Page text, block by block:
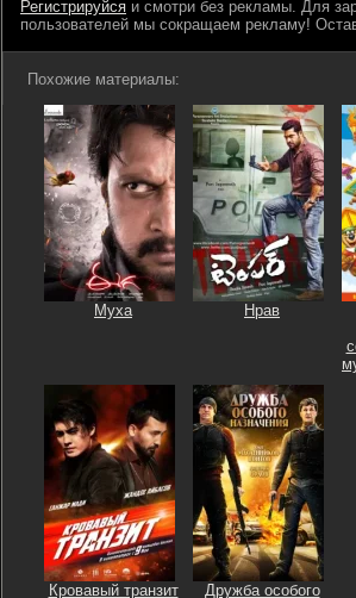
Регистрируйся и смотри без рекламы. Для
пользователей мы сокращаем рекламу!
Похожие материалы:
Муха Нрав
Кровавый транзит Дружба особого